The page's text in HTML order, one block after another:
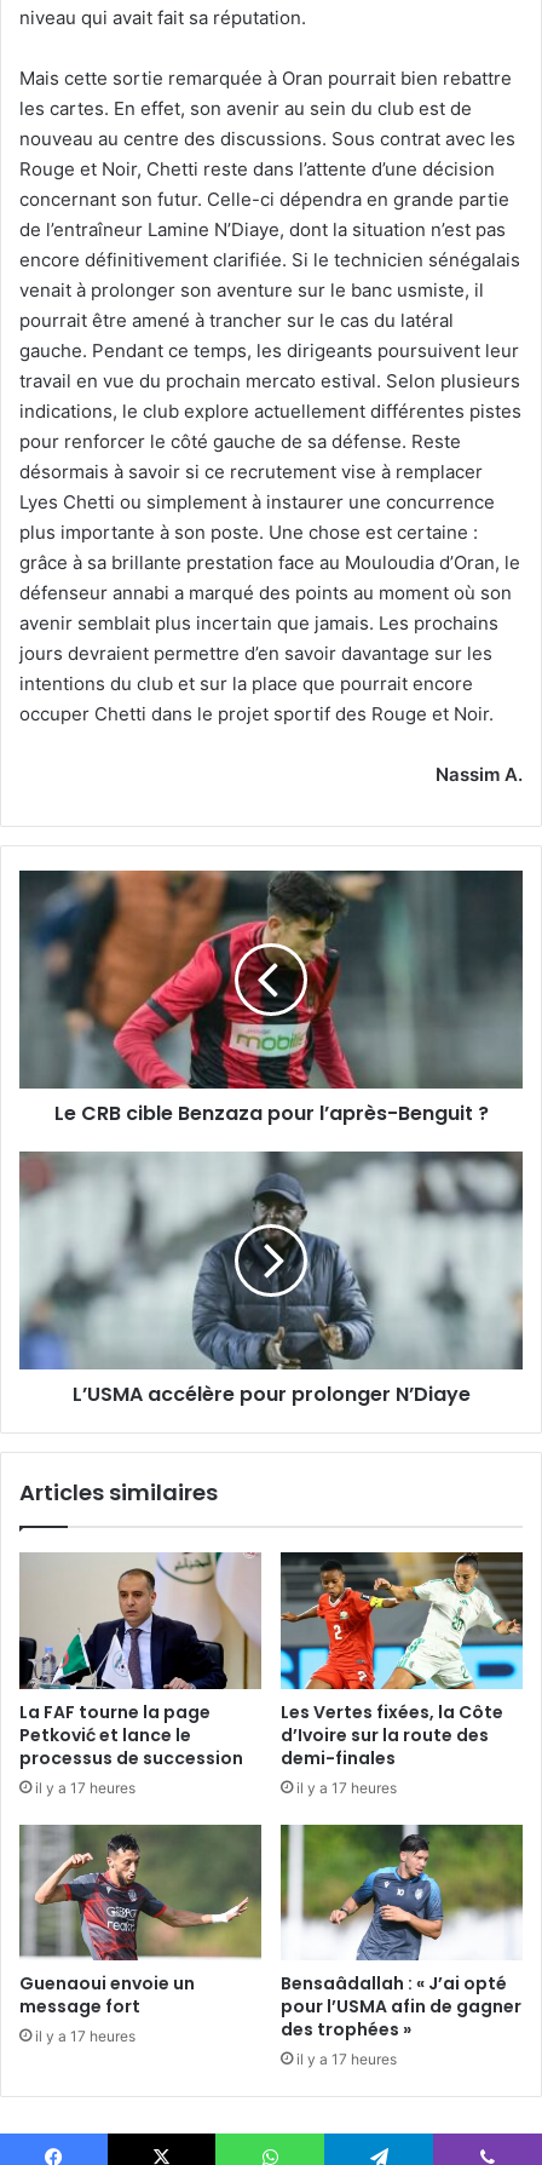
niveau qui avait fait sa réputation.
Mais cette sortie remarquée à Oran pourrait bien rebattre
les cartes. En effet, son avenir au sein du club est de
nouveau au centre des discussions. Sous contrat avec les
Rouge et Noir, Chetti reste dans l’attente d’une décision
concernant son futur. Celle-ci dépendra en grande partie
de l’entraîneur Lamine N’Diaye, dont la situation n’est pas
encore définitivement clarifiée. Si le technicien sénégalais
venait à prolonger son aventure sur le banc usmiste, il
pourrait être amené à trancher sur le cas du latéral
gauche. Pendant ce temps, les dirigeants poursuivent leur
travail en vue du prochain mercato estival. Selon plusieurs
indications, le club explore actuellement différentes pistes
pour renforcer le côté gauche de sa défense. Reste
désormais à savoir si ce recrutement vise à remplacer
Lyes Chetti ou simplement à instaurer une concurrence
plus importante à son poste. Une chose est certaine :
grâce à sa brillante prestation face au Mouloudia d’Oran, le
défenseur annabi a marqué des points au moment où son
avenir semblait plus incertain que jamais. Les prochains
jours devraient permettre d’en savoir davantage sur les
intentions du club et sur la place que pourrait encore
occuper Chetti dans le projet sportif des Rouge et Noir.
Nassim A.
Benzaza
pour
l’après-
Benguit ?
Le CRB cible Benzaza pour l’après-Benguit ?
L’USMA
accélère
N’Diaye
L’USMA accélère pour prolonger N’Diaye
Articles similaires
La FAF tourne la page
Petković et lance le
processus de succession
il y a 17 heures
Les Vertes fixées, la Côte
d’Ivoire sur la route des
demi-finales
il y a 17 heures
Guenaoui envoie un
message fort
il y a 17 heures
Bensaâdallah : « J’ai opté
pour l’USMA afin de gagner
des trophées »
il y a 17 heures